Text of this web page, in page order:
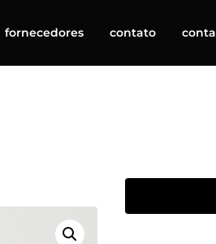
fornecedores contato conta